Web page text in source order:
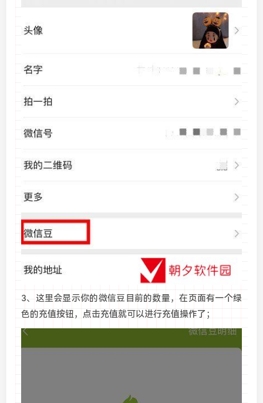
3、这里会显示你的微信豆目前的数量，在页面有一个绿
色的充值按钮，点击充值就可以进行充值操作了；